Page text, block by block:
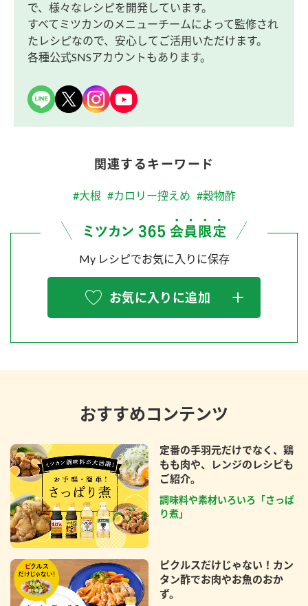
で、様々なレシピを開発しています。
すべてミツカンのメニューチームによって監修され
たレシピなので、安心してご活用いただけます。
各種公式SNSアカウントもあります。
関連するキーワード
#大根 #カロリー控えめ #穀物酢
My レシピでお気に入りに保存
お気に入りに追加
おすすめコンテンツ
定番の手羽元だけでなく、鶏
もも肉や、レンジのレシピも
ご紹介。
調味料や素材いろいろ「さっぱ
り煮」
ピクルスだけじゃない！カン
タン酢でお肉やお魚のおか
ず。